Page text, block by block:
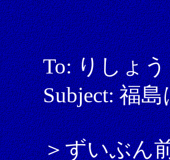
To: りしょう
Subject: 福
＞ずいぶん